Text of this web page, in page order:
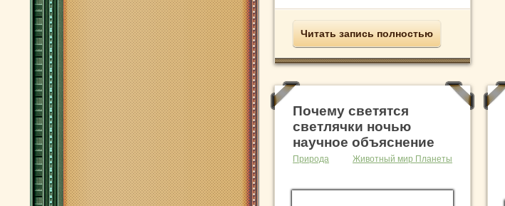
Читать запись полностью
Почему светятся
светлячки ночью
научное объяснение
Природа Животный мир Планеты